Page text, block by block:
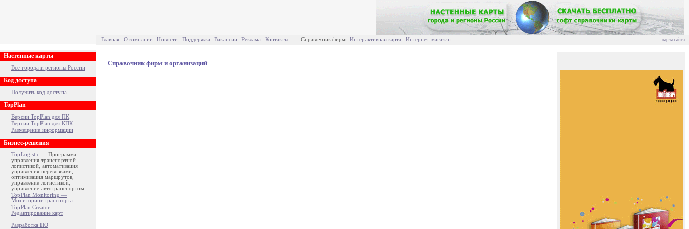
Главная О компании Новости Поддержка Вакансии Реклама Контакты : Справочник фирм Интерактивная карта Интернет-магазин карта сайта
Настенные карты
Все города и регионы России
Код доступа
Получить код доступа
TopPlan
Версии TopPlan для ПК
Версии TopPlan для КПК
Размещение информации
Бизнес-решения
TopLogistic — Программа
управления транспортной
логистикой, автоматизация
управления перевозками,
оптимизация маршрутов,
управление логистикой,
управление автотранспортом
TopPlan Monitoring —
Мониторинг транспорта
TopPlan Creator —
Редактирование карт
Разработка ПО
Справочник фирм и организаций